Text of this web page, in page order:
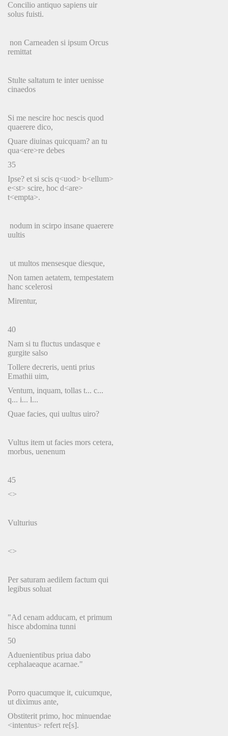
Concilio antiquo sapiens uir
solus fuisti.
non Carneaden si ipsum Orcus
remittat
Stulte saltatum te inter uenisse
cinaedos
Si me nescire hoc nescis quod
quaerere dico,
Quare diuinas quicquam? an tu
qua<ere>re debes
35
Ipse? et si scis q<uod> b<ellum>
e<st> scire, hoc d<are>
t<empta>.
nodum in scirpo insane quaerere
uultis
ut multos mensesque diesque,
Non tamen aetatem, tempestatem
hanc scelerosi
Mirentur,
40
Nam si tu fluctus undasque e
gurgite salso
Tollere decreris, uenti prius
Emathii uim,
Ventum, inquam, tollas t... c...
q... i... l...
Quae facies, qui uultus uiro?
Vultus item ut facies mors cetera,
morbus, uenenum
45
<>
Vulturius
<>
Per saturam aedilem factum qui
legibus soluat
"Ad cenam adducam, et primum
hisce abdomina tunni
50
Aduenientibus priua dabo
cephalaeaque acarnae."
Porro quacumque it, cuicumque,
ut diximus ante,
Obstiterit primo, hoc minuendae
<intentus> refert re[s].